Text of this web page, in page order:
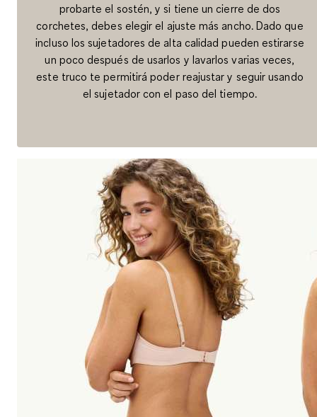
probarte el sostén, y si tiene un cierre de dos
corchetes, debes elegir el ajuste más ancho. Dado que
incluso los sujetadores de alta calidad pueden estirarse
un poco después de usarlos y lavarlos varias veces,
este truco te permitirá poder reajustar y seguir usando
el sujetador con el paso del tiempo.